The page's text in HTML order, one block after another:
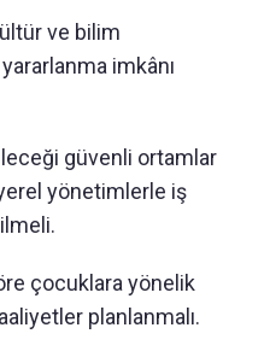
ve bilim
imkânı
güvenli ortamlar
yönetimlerle iş
çocuklara yönelik
planlanmalı.